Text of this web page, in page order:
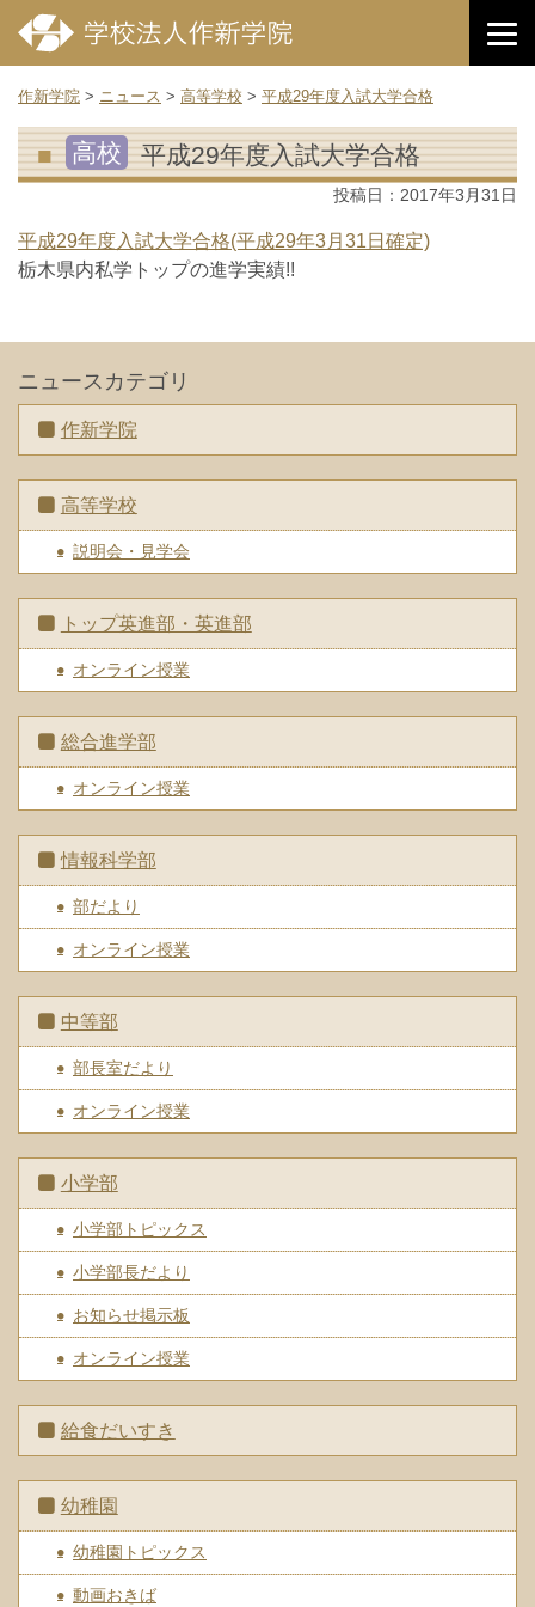
作新学院 > ニュース > 高等学校 > 平成29年度入試大学合格
高校 平成29年度入試大学合格
投稿日： 2017年3月31日
平成29年度入試大学合格(平成29年3月31日確定)
栃木県内私学トップの進学実績!!
ニュースカテゴリ
作新学院
高等学校
説明会・見学会
トップ英進部・英進部
オンライン授業
総合進学部
オンライン授業
情報科学部
部だより
オンライン授業
中等部
部長室だより
オンライン授業
小学部
小学部トピックス
小学部長だより
お知らせ掲示板
オンライン授業
給食だいすき
幼稚園
幼稚園トピックス
動画おきば